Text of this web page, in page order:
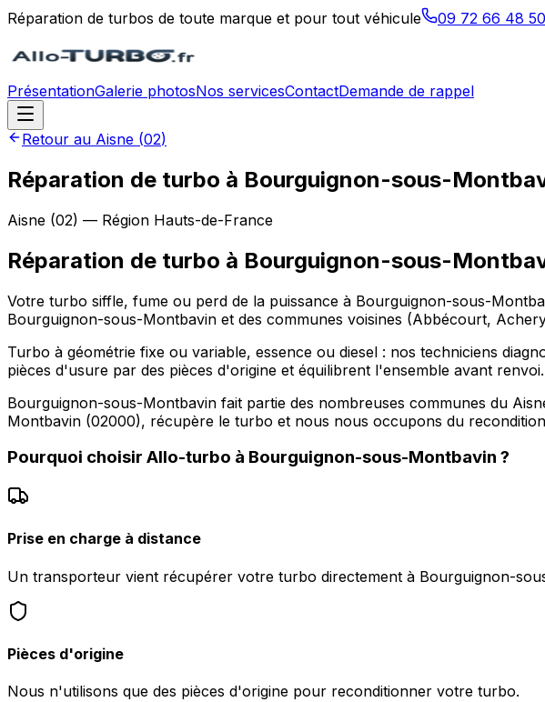
Réparation de turbos de toute marque et pour tout véhicule 09 72 66 48 50
PrésentationGalerie photosNos servicesContactDemande de rappel
Retour au Aisne (02)
Réparation de turbo à Bourguignon-sous-
Aisne (02) — Région Hauts-de-France
Réparation de turbo à Bourguignon-sous-
Votre turbo siffle, fume ou perd de la puissance à Bourguignon-sous-
Bourguignon-sous-Montbavin et des communes voisines (Abbécourt,
Turbo à géométrie fixe ou variable, essence ou diesel : nos techniciens
pièces d'usure par des pièces d'origine et équilibrent l'ensemble avant renvoi.
Bourguignon-sous-Montbavin fait partie des nombreuses communes du
Montbavin (02000), récupère le turbo et nous nous occupons du
Pourquoi choisir Allo-turbo à Bourguignon-sous-Montbavin ?
Prise en charge à distance
Un transporteur vient récupérer votre turbo directement à Bourguignon-
Pièces d'origine
Nous n'utilisons que des pièces d'origine pour reconditionner votre turbo.